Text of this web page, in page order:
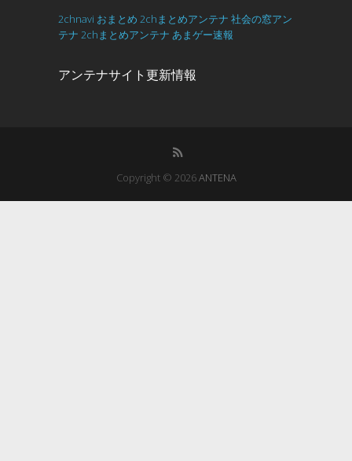
2chnavi おまとめ 2chまとめアンテナ 社会の窓アン
テナ 2chまとめアンテナ あまゲー速報
アンテナサイト更新情報
Copyright © 2026ANTENA